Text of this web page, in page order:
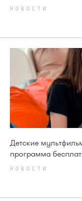
НОВОСТИ
Детские
программа
НОВОСТИ